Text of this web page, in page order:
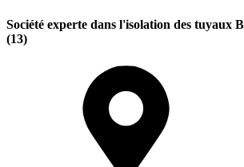
Société experte dans l'isolation des tuyaux
(13)